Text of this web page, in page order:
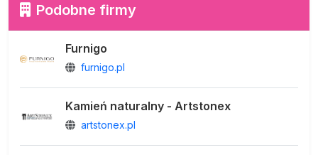
Podobne firmy
Furnigo
furnigo.pl
Kamień naturalny - Artstonex
artstonex.pl